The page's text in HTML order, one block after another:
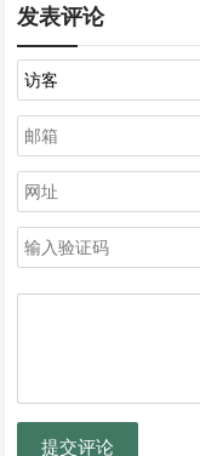
发表评论
填）
提交评论